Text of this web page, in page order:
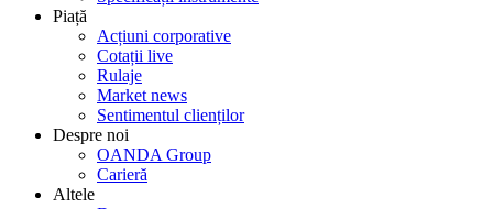
Piață
Acțiuni corporative
Cotații live
Rulaje
Market news
Sentimentul clienților
Despre noi
OANDA Group
Carieră
Altele